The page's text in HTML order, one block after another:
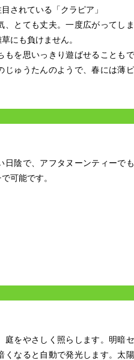
されている「クラピア」
、とても丈夫。一度広がってし
にも負けません。
を思いっきり遊ばせることもで
じゅうたんのようで、春には薄
日陰で、アフタヌーンティーで
可能です。
庭をやさしく照らします。明暗
くなると自動で発光します。太